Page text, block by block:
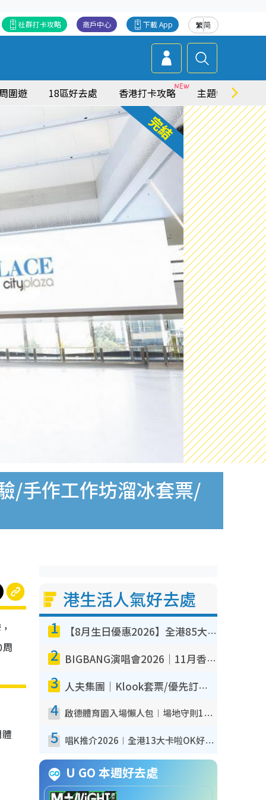
繁简
下載 App
商戶中心
社群打卡攻略
圍遊 18區好去處 香港打卡攻略 主題特集
/手作工作坊溜冰套票/
港生活人氣好去處
1 【8月生日優惠2026】全港85大食買玩著數攻略 自助餐/火鍋放題同行免費＋誠品/DONKI送現金券
2 BIGBANG演唱會2026｜11月香港啟德開3場！實名制VIP申請、優先購票攻略
3 人夫集團｜Klook套票/優先訂票/公開發售搶飛攻略！附票價.購票連結.場地座位表
4 啟德體育園入場懶人包︱場地守則12違禁品不可進場准帶細水樽但全場禁樽蓋！應援牌有限制！
5 唱K推介2026︱全港13大卡啦OK好去處！最平$36起 日文K都有！(附地址+收費詳情)
U GO 本週好去處